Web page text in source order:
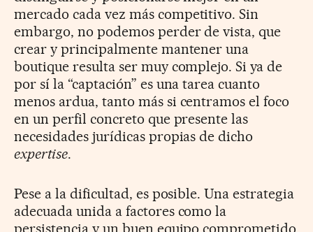
mercado cada vez más competitivo. Sin
embargo, no podemos perder de vista, que
crear y principalmente mantener una
boutique resulta ser muy complejo. Si ya de
por sí la “captación” es una tarea cuanto
menos ardua, tanto más si centramos el foco
en un perfil concreto que presente las
necesidades jurídicas propias de dicho
expertise.
Pese a la dificultad, es posible. Una estrategia
adecuada unida a factores como la